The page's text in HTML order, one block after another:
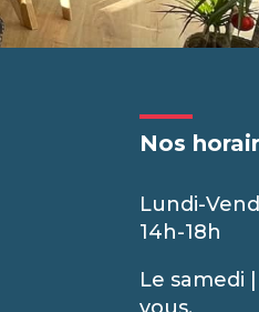
Nos
Lundi-
14h-18h
Le samedi